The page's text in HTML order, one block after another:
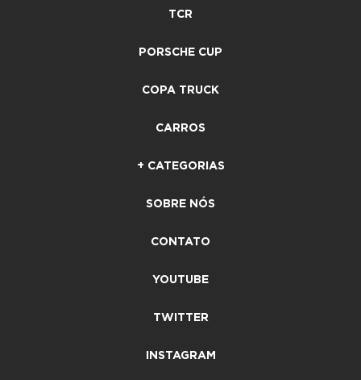
TCR
PORSCHE CUP
COPA TRUCK
CARROS
+ CATEGORIAS
SOBRE NÓS
CONTATO
YOUTUBE
TWITTER
INSTAGRAM